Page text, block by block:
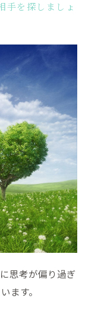
手を探しましょ
思考が偏り過ぎ
ます。